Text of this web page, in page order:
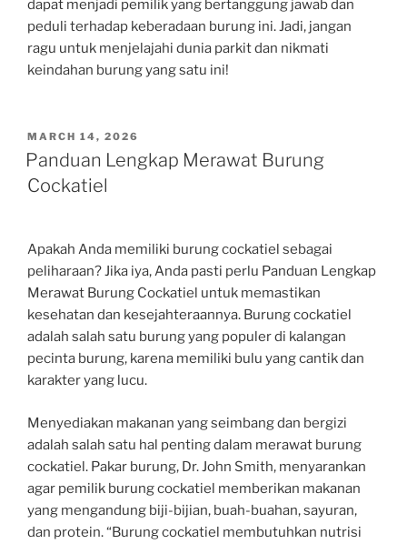
dapat menjadi pemilik yang bertanggung jawab dan
peduli terhadap keberadaan burung ini. Jadi, jangan
ragu untuk menjelajahi dunia parkit dan nikmati
keindahan burung yang satu ini!
POSTED
ON
MARCH 14, 2026
Panduan Lengkap Merawat Burung
Cockatiel
Apakah Anda memiliki burung cockatiel sebagai
peliharaan? Jika iya, Anda pasti perlu Panduan Lengkap
Merawat Burung Cockatiel untuk memastikan
kesehatan dan kesejahteraannya. Burung cockatiel
adalah salah satu burung yang populer di kalangan
pecinta burung, karena memiliki bulu yang cantik dan
karakter yang lucu.
Menyediakan makanan yang seimbang dan bergizi
adalah salah satu hal penting dalam merawat burung
cockatiel. Pakar burung, Dr. John Smith, menyarankan
agar pemilik burung cockatiel memberikan makanan
yang mengandung biji-bijian, buah-buahan, sayuran,
dan protein. “Burung cockatiel membutuhkan nutrisi